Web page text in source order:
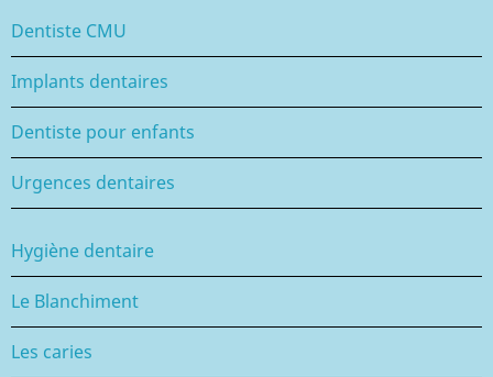
Dentiste CMU
Implants dentaires
Dentiste pour enfants
Urgences dentaires
Hygiène dentaire
Le Blanchiment
Les caries